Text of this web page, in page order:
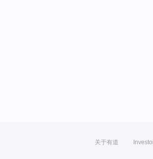
关于有道